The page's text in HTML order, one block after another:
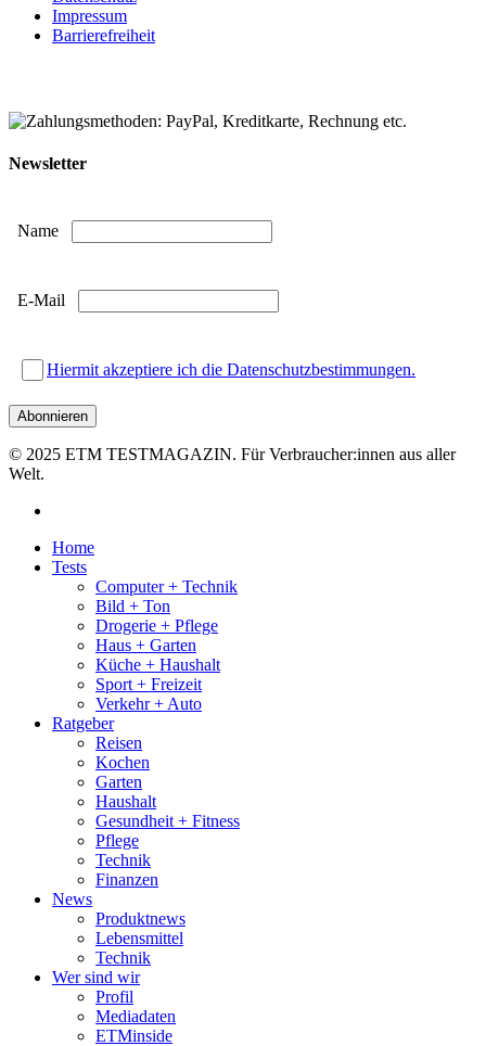
Impressum
Barrierefreiheit
Newsletter
Name
E-Mail
Hiermit akzeptiere ich die Datenschutzbestimmungen.
© 2025 ETM TESTMAGAZIN. Für Verbraucher:innen aus aller
Welt.
Close
Menu
Home
Tests
Computer + Technik
Bild + Ton
Drogerie + Pflege
Haus + Garten
Küche + Haushalt
Sport + Freizeit
Verkehr + Auto
Ratgeber
Reisen
Kochen
Garten
Haushalt
Gesundheit + Fitness
Pflege
Technik
Finanzen
News
Produktnews
Lebensmittel
Technik
Wer sind wir
Profil
Mediadaten
ETMinside